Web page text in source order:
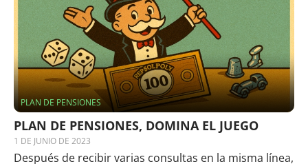
PLAN DE PENSIONES
PLAN DE PENSIONES, DOMINA EL JUEGO
1 DE JUNIO DE 2023
Después de recibir varias consultas en la misma línea,